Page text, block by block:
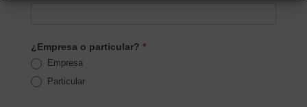
¿Empresa o particular? *
Empresa
Particular